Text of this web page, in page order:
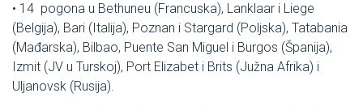
• 14 pogona u Bethuneu (Francuska), Lanklaar i Liege
(Belgija), Bari (Italija), Poznan i Stargard (Poljska), Tatabania
(Mađarska), Bilbao, Puente San Miguel i Burgos (Španija),
Izmit (JV u Turskoj), Port Elizabet i Brits (Južna Afrika) i
Uljanovsk (Rusija).